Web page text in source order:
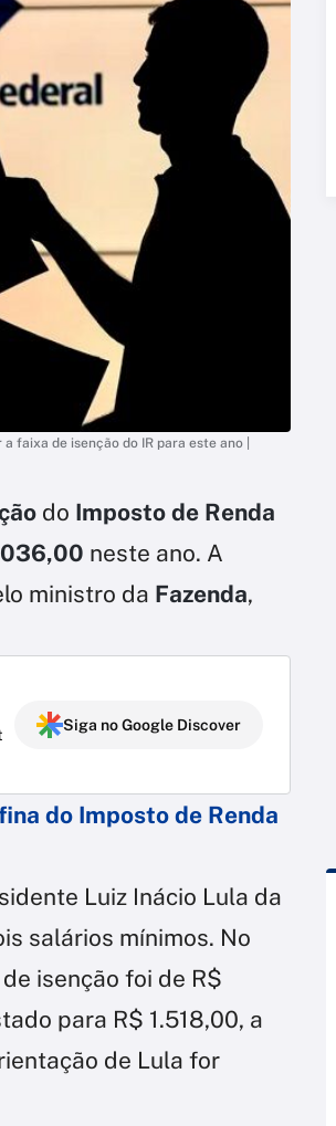
faixa de isenção do IR para este ano |
do Imposto de Renda
neste ano. A
ministro da Fazenda,
Siga no Google Discover
do Imposto de Renda
Luiz Inácio Lula da
salários mínimos. No
isenção foi de R$
para R$ 1.518,00, a
de Lula for